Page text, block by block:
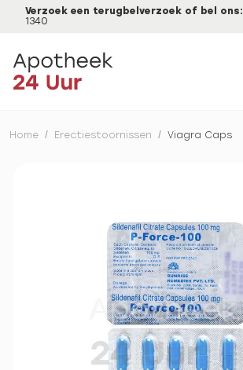
Verzoek een terugbelverzoek of bel ons:
1340
Home / Erectiestoornissen / Viagra Caps